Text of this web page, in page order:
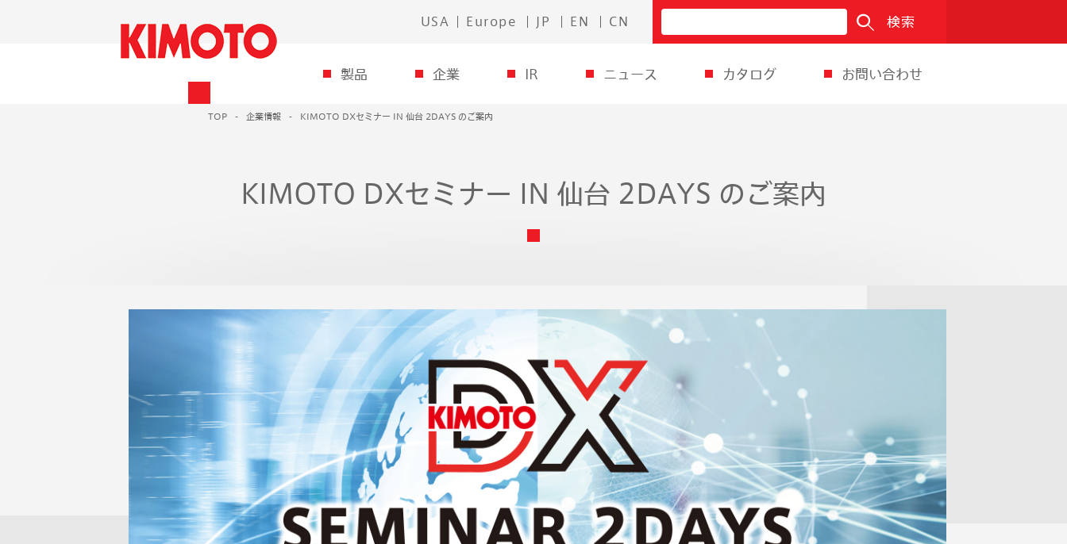
USA Europe JP EN CN 検索
製品 企業 IR ニュース カタログ お問い合わせ
TOP 企業情報 KIMOTO DXセミナー IN 仙台 2DAYS のご案内
KIMOTO DXセミナー IN 仙台 2DAYS のご案内